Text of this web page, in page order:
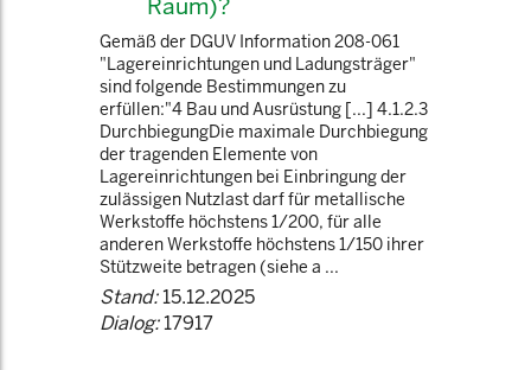
Raum)?
Gemäß der DGUV Information 208-061
"Lagereinrichtungen und Ladungsträger"
sind folgende Bestimmungen zu
erfüllen:"4 Bau und Ausrüstung [...] 4.1.2.3
DurchbiegungDie maximale Durchbiegung
der tragenden Elemente von
Lagereinrichtungen bei Einbringung der
zulässigen Nutzlast darf für metallische
Werkstoffe höchstens 1/200, für alle
anderen Werkstoffe höchstens 1/150 ihrer
Stützweite betragen (siehe a ...
Stand:15.12.2025
Dialog:17917